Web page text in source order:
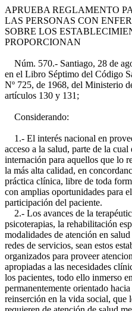
APRUEBA REGLAMENTO
LAS PERSONAS CON
SOBRE LOS
PROPORCIONAN
Núm. 570.- Santiago, 28 de
en el Libro Séptimo del Código
Nº 725, de 1968, del Ministerio
artículos 130 y 131;
Considerando:
1.- El interés nacional en
acceso a la salud, parte de la
internación para aquellos que lo
la más alta calidad, en
práctica clínica, libre de toda
con amplias oportunidades para
participación del paciente.
2.- Los avances de la
psicoterapias, la rehabilitación
modalidades de atención en
redes de servicios, sean estos
organizados para proveer
apropiadas a las necesidades
los pacientes, todo ello inmerso
permanentemente orientado
reinserción en la vida social, que